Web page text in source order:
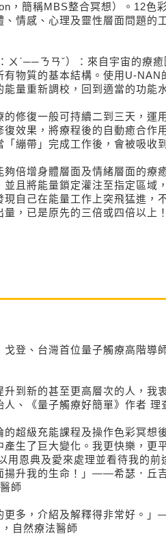
，簡稱MBS整合冥想）。12色
情感、心理及靈性層面問題的
ˊ──ㄋㄢˇ）：來自宇宙的療癒
物質的基本結構。使用U-NAN
量重新調校，回到適當的功能
修復一般可持續二到三天，運
效果，將療程後的自動癒合作
繃帶」完成工作後，會被吸收
倍增身體層面及情緒層面的療
且將能量鎖定灌注至指定區域
自己在能量工作上突飛猛進，
，已是原先的三倍或四倍以上！
、台灣首位量子觸療高階導師
到新的甚至更高層次的人，我
、《量子觸療好簡單》作者 理
超級充能課程及操作色彩冥想
生了巨大變化。我更快樂，更
用恩典及愛來處理並看待我的前
揚升我的生命！」——希瑟．丘
師
多，介紹及解釋得非常好。
自然療法醫師